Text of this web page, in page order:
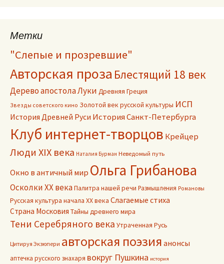
Метки
"Слепые и прозревшие"
Авторская проза Блестящий 18 век
Дерево апостола Луки Древняя Греция
Звезды советского кино Золотой век русской культуры ИСП
История Древней Руси История Санкт-Петербурга
Клуб интернет-творцов Крейцер
Люди XIX века Наталия Бурман Неведомый путь
Окно в античный мир Ольга Грибанова
Осколки ХХ векаПалитра нашей речи Размышления Романовы
Русская культура начала ХХ века Слагаемые стиха
Страна Московия Тайны древнего мира
Тени Серебряного века Утраченная Русь
Цитируя Экзюпери авторская поэзия анонсы
аптечка русского знахаря вокруг Пушкина история